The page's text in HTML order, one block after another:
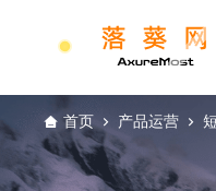
首页 产品运营